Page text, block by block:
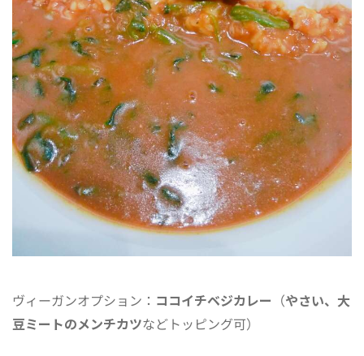
ヴィーガンオプション： ココイチベジカレー （やさい、大
豆ミートのメンチカツなどトッピング可）